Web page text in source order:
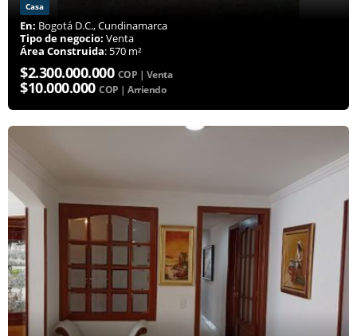
Casa
En: Bogotá D.C., Cundinamarca
Tipo de negocio: Venta
Área Construida: 570 m²
$2.300.000.000 COP | Venta
$10.000.000 COP | Arriendo